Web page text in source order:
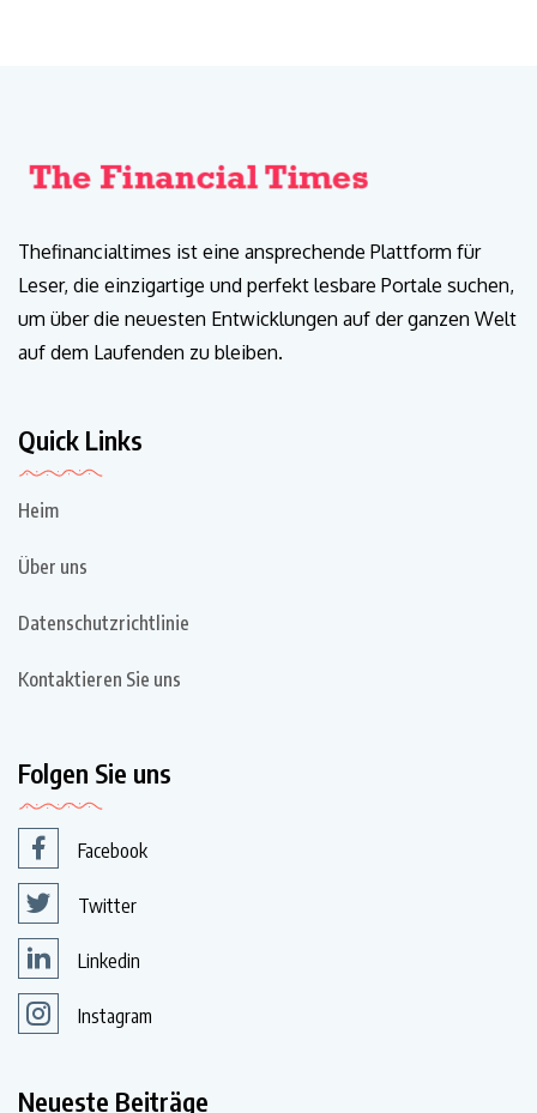
Thefinancialtimes ist eine ansprechende Plattform für
Leser, die einzigartige und perfekt lesbare Portale suchen,
um über die neuesten Entwicklungen auf der ganzen Welt
auf dem Laufenden zu bleiben.
Quick Links
Heim
Über uns
Datenschutzrichtlinie
Kontaktieren Sie uns
Folgen Sie uns
Facebook
Twitter
Linkedin
Instagram
Neueste Beiträge